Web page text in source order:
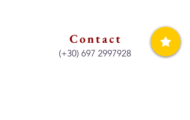
Contact
(+30) 697 2997928